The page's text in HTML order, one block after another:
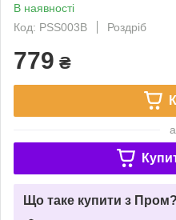
В наявності
Код: PSS003B
Роздріб
779 ₴
Що таке купити з Пром?